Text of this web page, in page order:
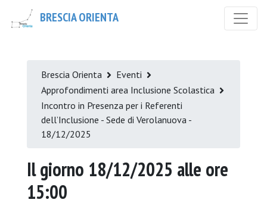
BRESCIA ORIENTA
Brescia Orienta
Eventi
Approfondimenti area Inclusione Scolastica
Incontro in Presenza per i Referenti
dell’Inclusione - Sede di Verolanuova -
18/12/2025
Il giorno 18/12/2025 alle ore
15:00